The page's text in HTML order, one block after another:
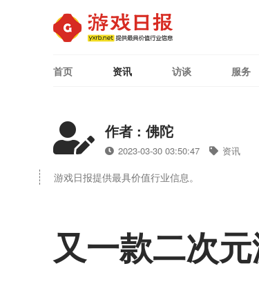
首页 资讯 访谈 服务
作者 : 佛陀
2023-03-30 03:50:47 资讯
游戏日报提供最具价值行业信息。
又一款二次